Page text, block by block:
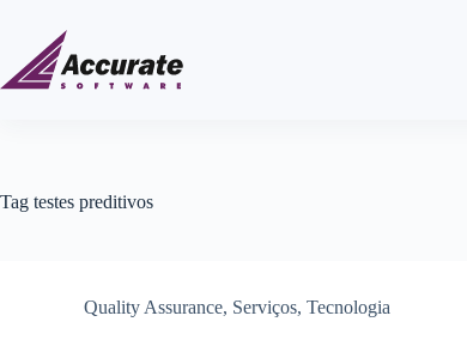
Tag testes preditivos
Quality Assurance, Serviços, Tecnologia